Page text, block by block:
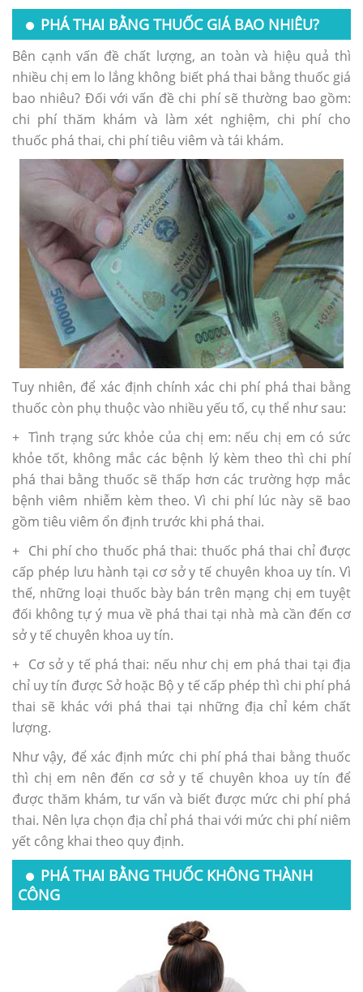
PHÁ THAI BẰNG THUỐC GIÁ BAO NHIÊU?
Bên cạnh vấn đề chất lượng, an toàn và hiệu quả thì
nhiều chị em lo lắng không biết phá thai bằng thuốc giá
bao nhiêu? Đối với vấn đề chi phí sẽ thường bao gồm:
chi phí thăm khám và làm xét nghiệm, chi phí cho
thuốc phá thai, chi phí tiêu viêm và tái khám.
Tuy nhiên, để xác định chính xác chi phí phá thai bằng
thuốc còn phụ thuộc vào nhiều yếu tố, cụ thể như sau:
+ Tình trạng sức khỏe của chị em: nếu chị em có sức
khỏe tốt, không mắc các bệnh lý kèm theo thì chi phí
phá thai bằng thuốc sẽ thấp hơn các trường hợp mắc
bệnh viêm nhiễm kèm theo. Vì chi phí lúc này sẽ bao
gồm tiêu viêm ổn định trước khi phá thai.
+ Chi phí cho thuốc phá thai: thuốc phá thai chỉ được
cấp phép lưu hành tại cơ sở y tế chuyên khoa uy tín. Vì
thế, những loại thuốc bày bán trên mạng chị em tuyệt
đối không tự ý mua về phá thai tại nhà mà cần đến cơ
sở y tế chuyên khoa uy tín.
+ Cơ sở y tế phá thai: nếu như chị em phá thai tại địa
chỉ uy tín được Sở hoặc Bộ y tế cấp phép thì chi phí phá
thai sẽ khác với phá thai tại những địa chỉ kém chất
lượng.
Như vậy, để xác định mức chi phí phá thai bằng thuốc
thì chị em nên đến cơ sở y tế chuyên khoa uy tín để
được thăm khám, tư vấn và biết được mức chi phí phá
thai. Nên lựa chọn địa chỉ phá thai với mức chi phí niêm
yết công khai theo quy định.
PHÁ THAI BẰNG THUỐC KHÔNG THÀNH
CÔNG